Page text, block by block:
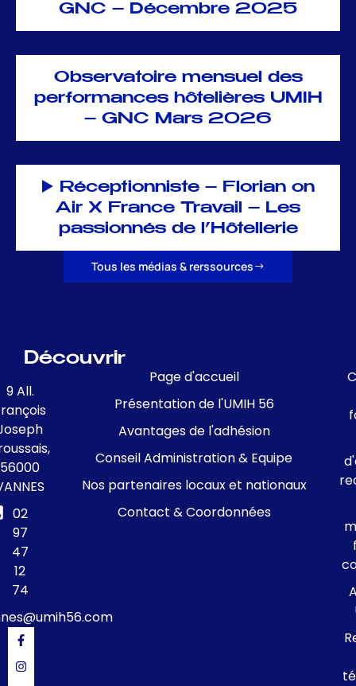
GNC – Décembre 2025
Observatoire mensuel des
performances hôtelières UMIH
– GNC Mars 2026
▶️ Réceptionniste – Florian on
Air X France Travail – Les
passionnés de l’Hôtellerie
Tous les médias & rerssources
9 All.
56000
02
97
47
12
74
Découvrir
Page d'accueil
Présentation de l'UMIH 56
Avantages de l'adhésion
Conseil Administration & Equipe
Nos partenaires locaux et nationaux
Contact & Coordonnées